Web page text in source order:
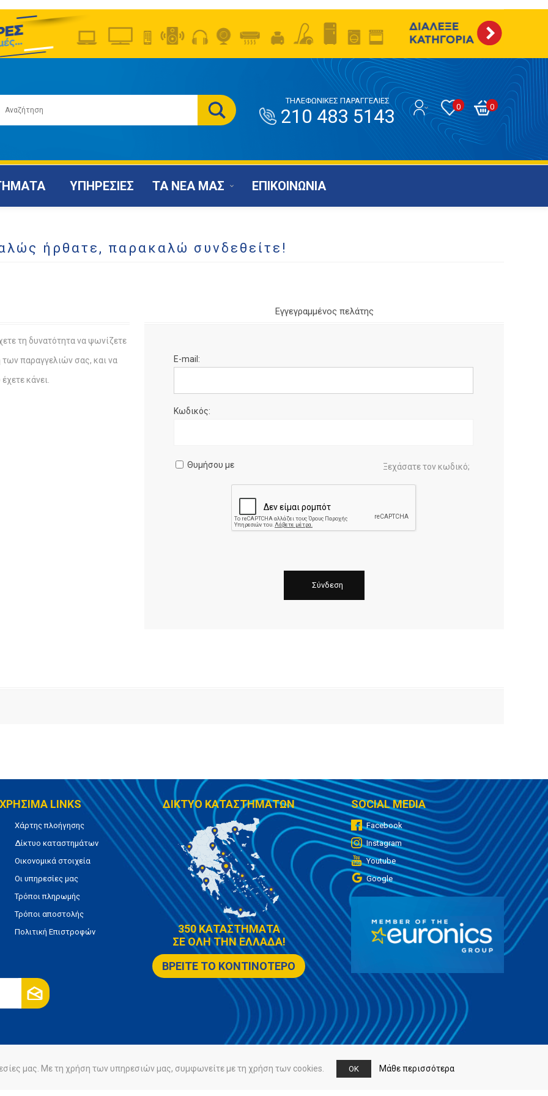
0
0
ΤΗΛΕΦΩΝΙΚΕΣ ΠΑΡΑΓΓΕΛΙΕΣ
210 483 5143
ΥΠΗΡΕΣΙΕΣ ΤΑ ΝΕΑ ΜΑΣ ΕΠΙΚΟΙΝΩΝΙΑ
ήρθατε, παρακαλώ συνδεθείτε!
τη δυνατότητα να ψωνίζετε
των παραγγελιών σας, και να
κάνει.
Εγγεγραμμένος πελάτης
E-mail:
Κωδικός:
Θυμήσου με Ξεχάσατε τον κωδικό;
ΧΡΗΣΙΜΑ LINKS
Χάρτης πλοήγησης
Δίκτυο καταστημάτων
Οικονομικά στοιχεία
Οι υπηρεσίες μας
Τρόποι πληρωμής
Τρόποι αποστολής
Πολιτική Επιστροφών
ΔΙΚΤΥΟ ΚΑΤΑΣΤΗΜΑΤΩΝ
350 ΚΑΤΑΣΤΗΜΑΤΑ
ΣΕ ΟΛΗ ΤΗΝ ΕΛΛΑΔΑ!
ΒΡΕΙΤΕ ΤΟ ΚΟΝΤΙΝΟΤΕΡΟ
SOCIAL MEDIA
Facebook
Instagram
Youtube
Google
Πολιτική Cookies
μας. Με τη χρήση των υπηρεσιών μας, συμφωνείτε με τη χρήση των cookies. OK Μάθε περισσότερα